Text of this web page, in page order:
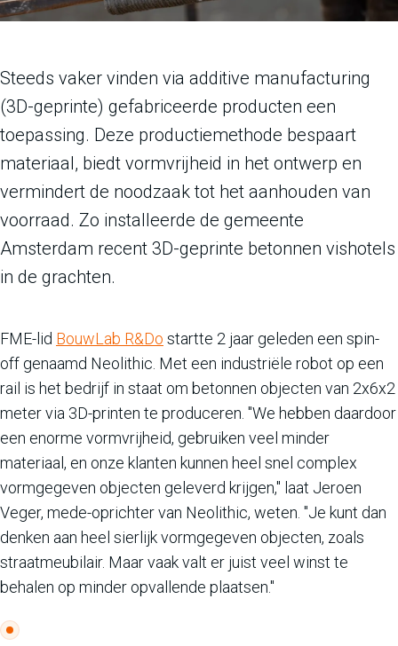
Steeds vaker vinden via additive manufacturing
(3D-geprinte) gefabriceerde producten een
toepassing. Deze productiemethode bespaart
materiaal, biedt vormvrijheid in het ontwerp en
vermindert de noodzaak tot het aanhouden van
voorraad. Zo installeerde de gemeente
Amsterdam recent 3D-geprinte betonnen vishotels
in de grachten.
FME-lid BouwLab R&Do startte 2 jaar geleden een spin-
off genaamd Neolithic. Met een industriële robot op een
rail is het bedrijf in staat om betonnen objecten van 2x6x2
meter via 3D-printen te produceren. "We hebben daardoor
een enorme vormvrijheid, gebruiken veel minder
materiaal, en onze klanten kunnen heel snel complex
vormgegeven objecten geleverd krijgen," laat Jeroen
Veger, mede-oprichter van Neolithic, weten. "Je kunt dan
denken aan heel sierlijk vormgegeven objecten, zoals
straatmeubilair. Maar vaak valt er juist veel winst te
behalen op minder opvallende plaatsen."